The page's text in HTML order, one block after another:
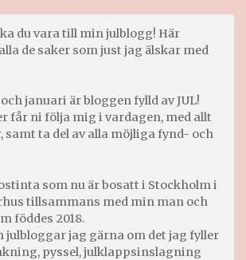
du vara till min julblogg! Här
de saker som just jag älskar med
januari är bloggen fylld av JUL!
får ni följa mig i vardagen, med allt
samt ta del av alla möjliga fynd- och
som nu är bosatt i Stockholm i
tillsammans med min man och
föddes 2018.
julbloggar jag gärna om det jag fyller
pyssel, julklappsinslagning